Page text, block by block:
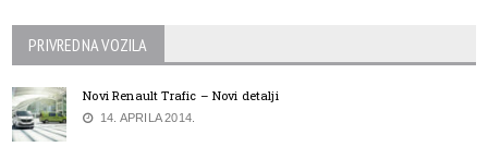
PRIVREDNA VOZILA
Novi Renault Trafic – Novi detalji
14. APRILA 2014.